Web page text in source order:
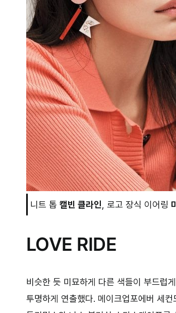
니트 톱 캘빈 클라인 , 로고 장식 이어링
LOVE RIDE
비슷한 듯 미묘하게 다른 색들이 부드럽
투명하게 연출했다. 메이크업포에버 세